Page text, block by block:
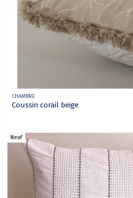
CHAMBRE
Coussin corail beige
Neuf